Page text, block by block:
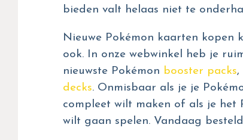
bieden valt helaas niet te
Nieuwe Pokémon kaarten kopen
ook. In onze webwinkel heb je
nieuwste Pokémon booster packs,
decks. Onmisbaar als je je
compleet wilt maken of als je het
wilt gaan spelen. Vandaag